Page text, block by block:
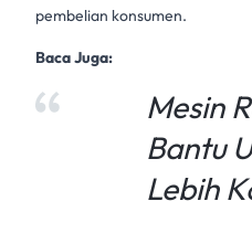
pembelian konsumen.
Baca Juga:
Mesin
Bantu
Lebih